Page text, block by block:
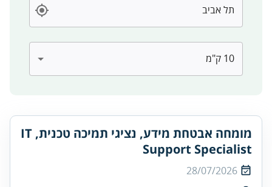
מומחה אבטחת מידע, נציגי תמיכה טכנית, IT
Support Specialist
28/07/2026